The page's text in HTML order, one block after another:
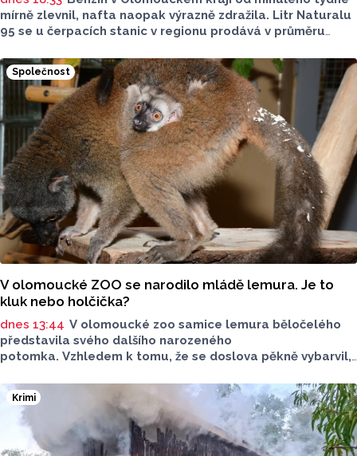
mírně zlevnil, nafta naopak výrazně zdražila. Litr Naturalu
95 se u čerpacích stanic v regionu prodává v průměru
O 84 haléřů zdražila nafta, za litr teď řidiči dají průměrně
44,84 koruny. Podle údajů společnosti CCS, která ceny
sleduje, je benzin v současnosti o 7,73 koruny dražší než
před rokem, za naftu tehdy motoristé platili o 11,31
koruny méně.
Společnost
V olomoucké ZOO se narodilo mládě lemura. Je to
kluk nebo holčička?
dnes 13:44 V olomoucké zoo samice lemura běločelého
představila svého dalšího narozeného
potomka. Vzhledem k tomu, že se doslova pěkně vybarvil,
hnědé, případně hnědošedé, zato samci se pyšní bílým
zbarvením hlavy.
Krimi